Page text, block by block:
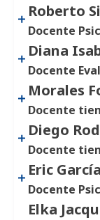
Roberto
Docente
Diana
Docente
Morales
Docente
Diego
Docente
Eric
Docente
Elka